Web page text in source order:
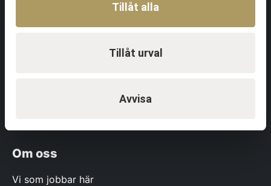
Tillåt alla
Tillåt urval
Avvisa
Om oss
Vi som jobbar här